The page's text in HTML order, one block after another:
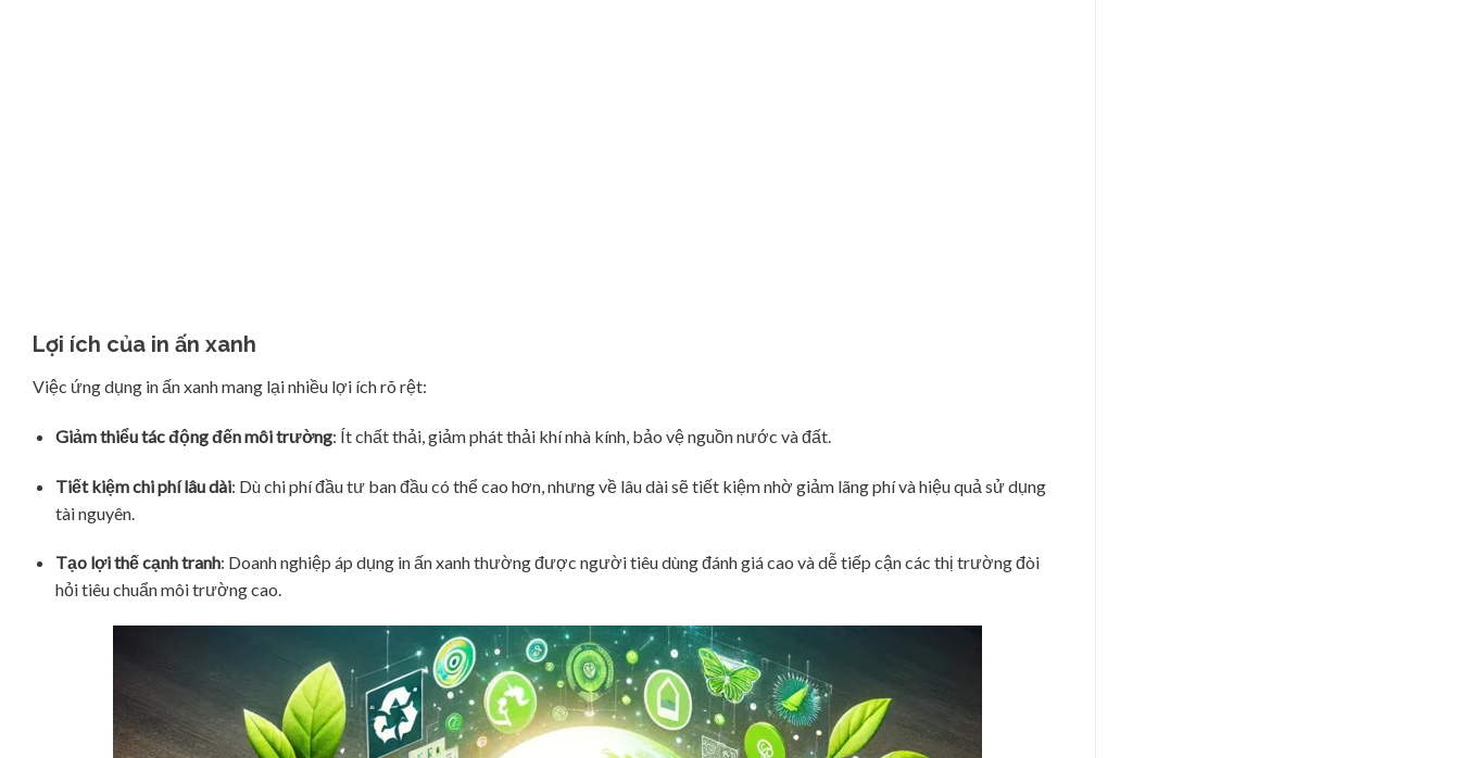
Lợi ích của in ấn xanh
Việc ứng dụng in ấn xanh mang lại nhiều lợi ích rõ rệt:
Giảm thiểu tác động đến môi trường: Ít chất thải, giảm phát thải khí nhà kính, bảo vệ nguồn nước và đất.
Tiết kiệm chi phí lâu dài: Dù chi phí đầu tư ban đầu có thể cao hơn, nhưng về lâu dài sẽ tiết kiệm nhờ giảm lãng phí và hiệu quả sử dụng
tài nguyên.
Tạo lợi thế cạnh tranh: Doanh nghiệp áp dụng in ấn xanh thường được người tiêu dùng đánh giá cao và dễ tiếp cận các thị trường đòi
hỏi tiêu chuẩn môi trường cao.